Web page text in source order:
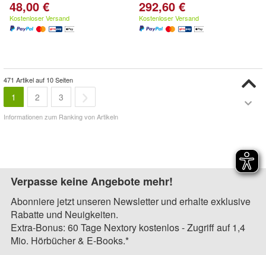
48,00 €
Kostenloser Versand
292,60 €
Kostenloser Versand
471 Artikel auf 10 Seiten
1 2 3
Informationen zum Ranking von Artikeln
Verpasse keine Angebote mehr!
Abonniere jetzt unseren Newsletter und erhalte exklusive
Rabatte und Neuigkeiten.
Extra-Bonus: 60 Tage Nextory kostenlos - Zugriff auf 1,4
Mio. Hörbücher & E-Books.*